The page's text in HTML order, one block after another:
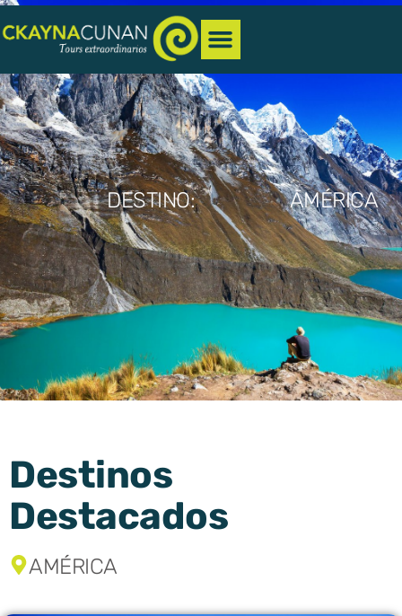
DESTINO: AMÉRICA
Destinos
Destacados
AMÉRICA